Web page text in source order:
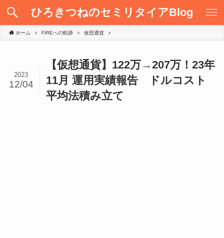
ひろきつねのセミリタイアBlog
ホーム FIREへの軌跡 仮想通貨
【仮想通貨】122万→207万！23年
11月 運用実績報告 ドルコスト
平均法積み立て
2023
12/04